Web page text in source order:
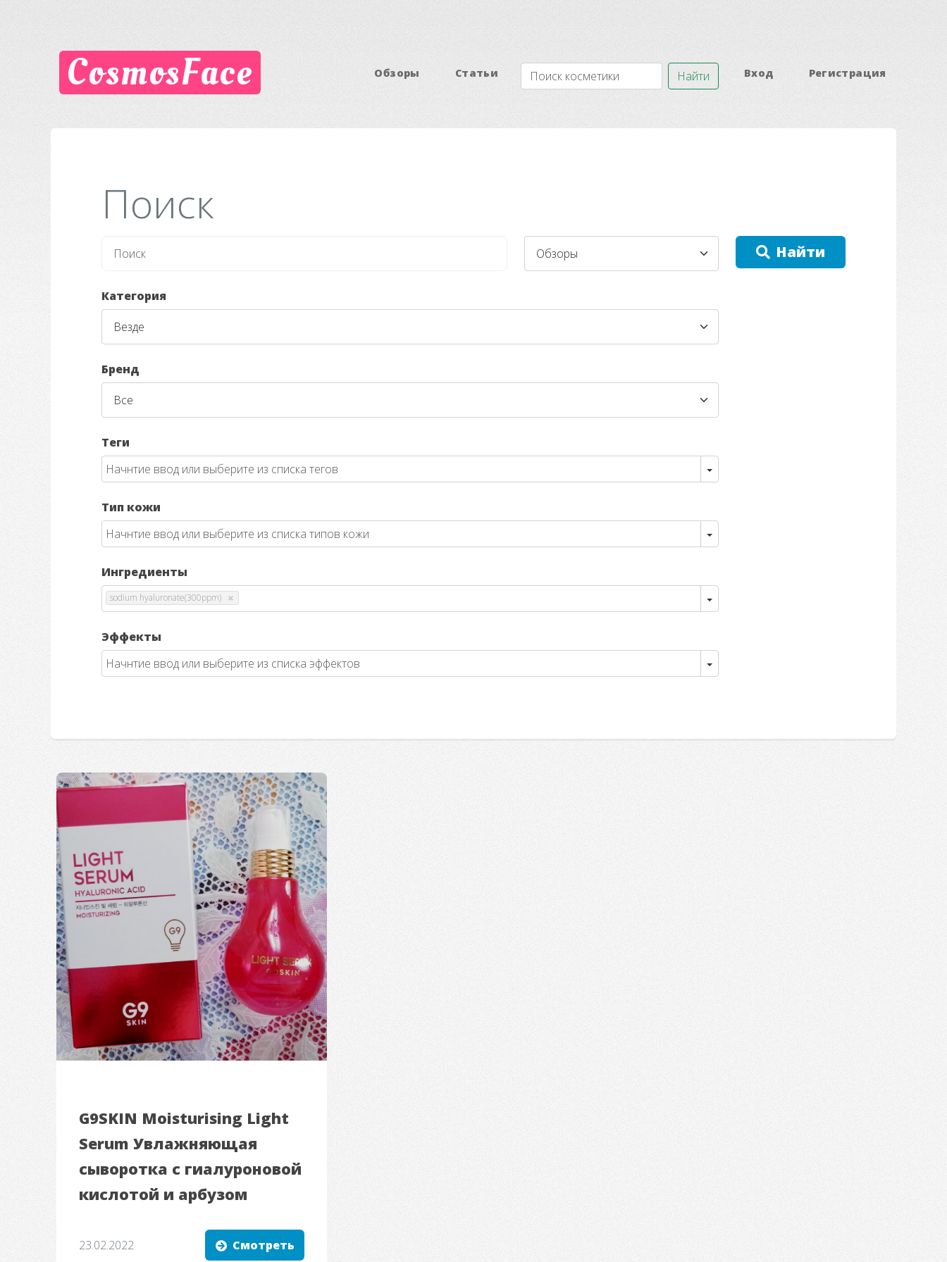
CosmosFace Обзоры Статьи Найти Вход Регистрация
Поиск
Категория
Бренд
Теги
Тип кожи
Ингредиенты
sodium hyaluronate(300ppm)
Эффекты
Найти
G9SKIN Moisturising Light
Serum Увлажняющая
сыворотка с гиалуроновой
кислотой и арбузом
23.02.2022 Смотреть